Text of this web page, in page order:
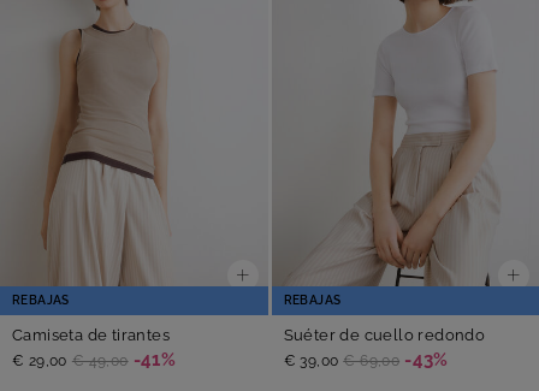
REBAJAS
Camiseta de tirantes
€ 29,00 € 49,00 -41%
REBAJAS
Suéter de cuello redondo
€ 39,00 € 69,00 -43%